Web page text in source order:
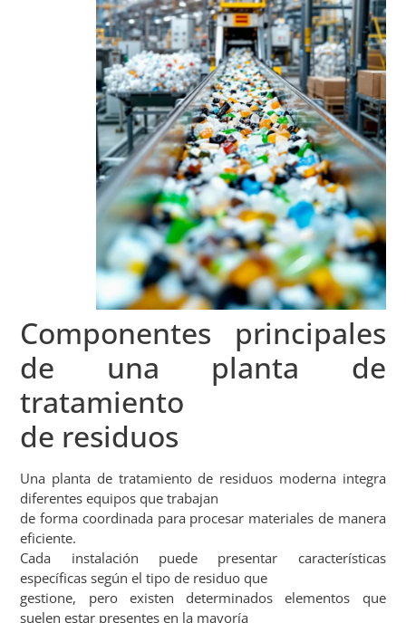
Componentes principales
de una planta de
tratamiento
de residuos
Una planta de tratamiento de residuos moderna integra
diferentes equipos que trabajan
de forma coordinada para procesar materiales de manera
eficiente.
Cada instalación puede presentar características
específicas según el tipo de residuo que
gestione, pero existen determinados elementos que
suelen estar presentes en la mayoría